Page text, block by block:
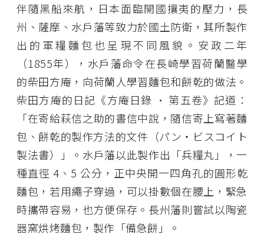
伴隨黑船來航，日本面臨開國攘夷的壓力，長
州、薩摩、水戶藩等致力於國土防衛，其所製作
出的軍糧麵包也呈現不同風貌。安政二年
（1855年），水戶藩命令在長崎學習荷蘭醫學
的柴田方庵，向荷蘭人學習麵包和餅乾的做法。
柴田方庵的日記《方庵日錄 • 第五卷》記道：
「在寄給萩信之助的書信中說，隨信寄上寫著麵
包、餅乾的製作方法的文件（パン・ビスコイト
製法書）」。水戶藩以此製作出「兵糧丸」，一
種直徑 4、5 公分，正中央開一四角孔的圓形乾
麵包，若用繩子穿過，可以掛數個在腰上，緊急
時攜帶容易，也方便保存。長州藩則嘗試以陶瓷
器窯烘烤麵包，製作「備急餅」。